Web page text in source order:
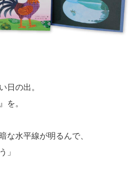
日の出。
を。
な水平線が明るんで、
」